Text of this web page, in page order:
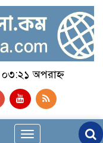
অপরাহ্ন
Toggle